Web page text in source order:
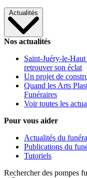
Actualités
Nos actualités
Saint-Juéry-le-
retrouver son éclat
Un projet de
Quand les Arts
Funéraires
Voir toutes les
Pour vous aider
Actualités du
Publications du
Tutoriels
Rechercher des pompes